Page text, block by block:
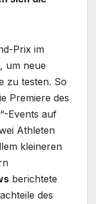
Prix im
um neue
zu testen. So
Premiere des
Events auf
Athleten
kleineren
berichtete
des